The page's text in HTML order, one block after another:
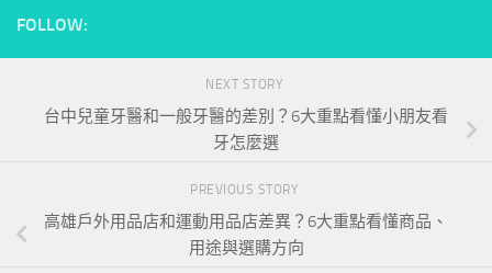
FOLLOW:
NEXT STORY
台中兒童牙醫和一般牙醫的差別？6大重點看懂小朋友看
牙怎麼選
PREVIOUS STORY
高雄戶外用品店和運動用品店差異？6大重點看懂商品、
用途與選購方向